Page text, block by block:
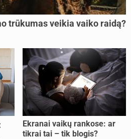
trūkumas veikia vaiko raidą?
Ekranai vaikų rankose: ar
tikrai tai – tik blogis?